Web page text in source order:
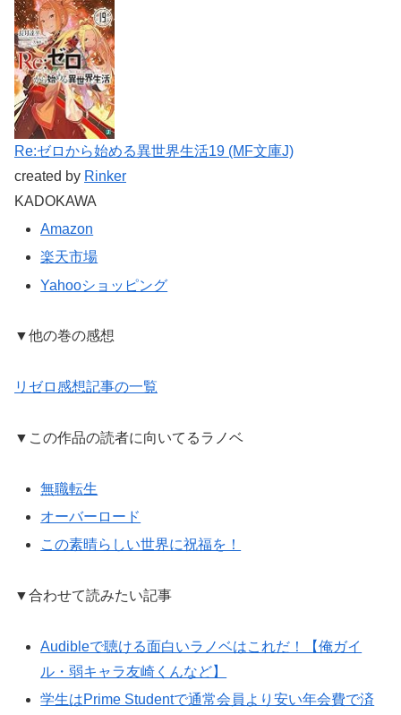
Re:ゼロから始める異世界生活19 (MF文庫J)
created by Rinker
KADOKAWA
Amazon
楽天市場
Yahooショッピング
▼他の巻の感想
リゼロ感想記事の一覧
▼この作品の読者に向いてるラノベ
無職転生
オーバーロード
この素晴らしい世界に祝福を！
▼合わせて読みたい記事
Audibleで聴ける面白いラノベはこれだ！【俺ガイ
ル・弱キャラ友崎くんなど】
学生はPrime Studentで通常会員より安い年会費で済